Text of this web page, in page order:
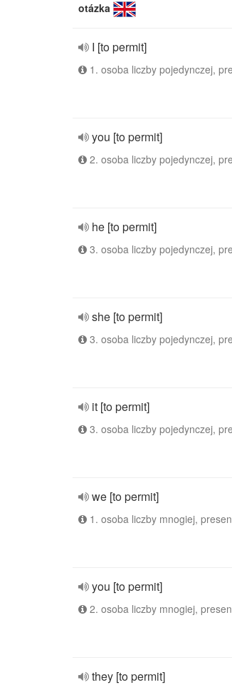
otázka
I [to permit]
1. osoba liczby pojedynczej,
you [to permit]
2. osoba liczby pojedynczej,
he [to permit]
3. osoba liczby pojedynczej,
she [to permit]
3. osoba liczby pojedynczej,
it [to permit]
3. osoba liczby pojedynczej,
we [to permit]
1. osoba liczby mnogiej,
you [to permit]
2. osoba liczby mnogiej,
they [to permit]